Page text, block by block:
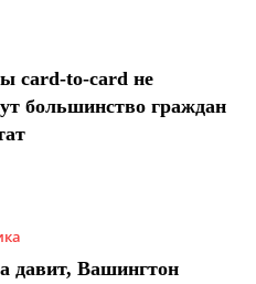
card-to-card не
большинство граждан
давит, Вашингтон